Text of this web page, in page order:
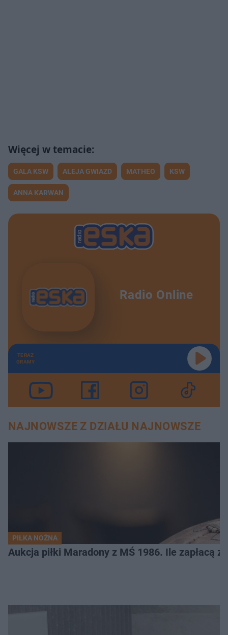
GALA KSW ALEJA GWIAZD MATHEO KSW
ANNA KARWAN
Radio Online
TERAZ
GRAMY
NAJNOWSZE Z DZIAŁU NAJNOWSZE
PIŁKA NOŻNA
Aukcja piłki Maradony z MŚ 1986. Ile zapłacą